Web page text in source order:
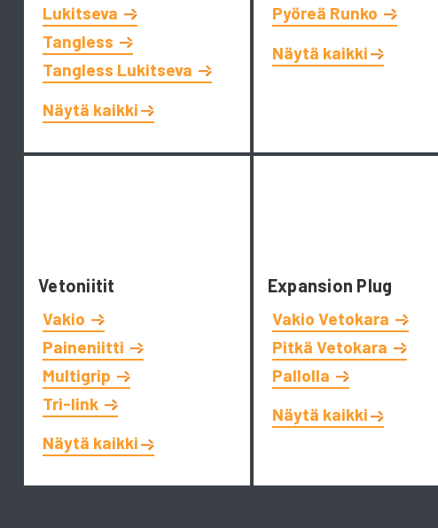
Lukitseva
Tangless
Tangless Lukitseva
Näytä kaikki
Pyöreä Runko
Näytä kaikki
Vetoniitit
Vakio
Paineniitti
Multigrip
Tri-link
Näytä kaikki
Expansion Plug
Vakio Vetokara
Pitkä Vetokara
Pallolla
Näytä kaikki